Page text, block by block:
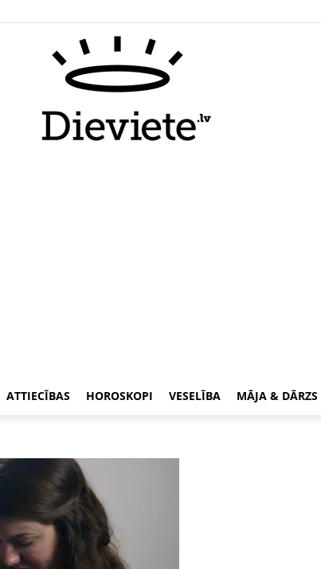
ATTIECĪBAS HOROSKOPI VESELĪBA MĀJA & DĀRZS